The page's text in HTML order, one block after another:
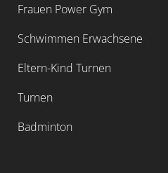
Frauen Power Gym
Schwimmen Erwachsene
Eltern-Kind Turnen
Turnen
Badminton